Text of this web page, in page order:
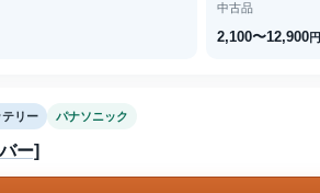
中古品
2,100〜12,900円
テリー パナソニック
ー]